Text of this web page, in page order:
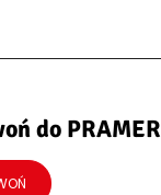
do PRAMER